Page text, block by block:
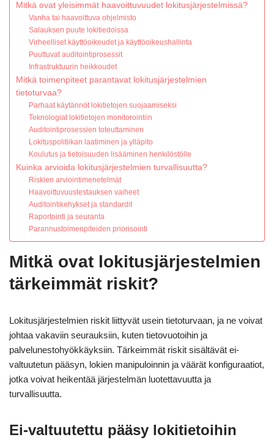
Mitkä ovat yleisimmät haavoittuvuudet lokitusjärjestelmissä?
Vanha tai haavoittuva ohjelmisto
Salauksen puute lokitiedoissa
Virheelliset käyttöoikeudet ja käyttöoikeushallinta
Puuttuvat auditointiprosessit
Infrastruktuurin heikkoudet
Mitkä toimenpiteet parantavat lokitusjärjestelmien
tietoturvaa?
Parhaat käytännöt lokitietojen suojaamiseksi
Teknologiat lokitietojen monitorointiin
Auditointiprosessien toteuttaminen
Lokituspolitiikan laatiminen ja ylläpito
Koulutus ja tietoisuuden lisääminen henkilöstölle
Kuinka arvioida lokitusjärjestelmien turvallisuutta?
Riskien arviointimenetelmät
Haavoittuvuustestauksen vaiheet
Auditointikehykset ja standardit
Raportointi ja seuranta
Parannustoimenpiteiden priorisointi
Mitkä ovat lokitusjärjestelmien
tärkeimmät riskit?
Lokitusjärjestelmien riskit liittyvät usein tietoturvaan, ja ne voivat
johtaa vakaviin seurauksiin, kuten tietovuotoihin ja
palvelunestohyökkäyksiin. Tärkeimmät riskit sisältävät ei-
valtuutetun pääsyn, lokien manipuloinnin ja väärät konfiguraatiot,
jotka voivat heikentää järjestelmän luotettavuutta ja
turvallisuutta.
Ei-valtuutettu pääsy lokitietoihin